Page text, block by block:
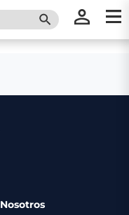
SEARCH
Nosotros